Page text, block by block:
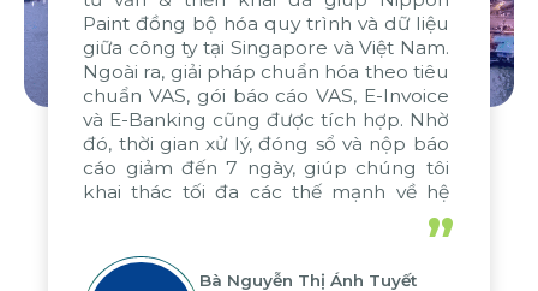
Paint đồng bộ hóa quy trình và dữ liệu
giữa công ty tại Singapore và Việt Nam.
Ngoài ra, giải pháp chuẩn hóa theo tiêu
chuẩn VAS, gói báo cáo VAS, E-Invoice
và E-Banking cũng được tích hợp. Nhờ
đó, thời gian xử lý, đóng sổ và nộp báo
cáo giảm đến 7 ngày, giúp chúng tôi
khai thác tối đa các thế mạnh về hệ
thống báo cáo phân tích của tập đoàn,
áp dụng cho nhiều hoạt động tại các
đơn vị
”
Bà Nguyễn Thị Ánh Tuyết